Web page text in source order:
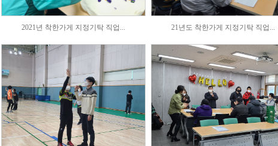
2021년 착한가게 지정기탁 직업... 21년도 착한가게 지정기탁 직업...